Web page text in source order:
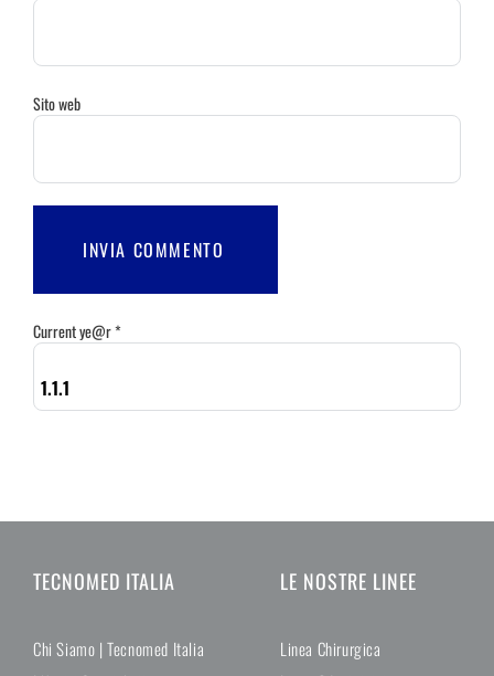
Sito web
Current ye@r*
TECNOMED ITALIA
Chi Siamo | Tecnomed Italia
LE NOSTRE LINEE
Linea Chirurgica